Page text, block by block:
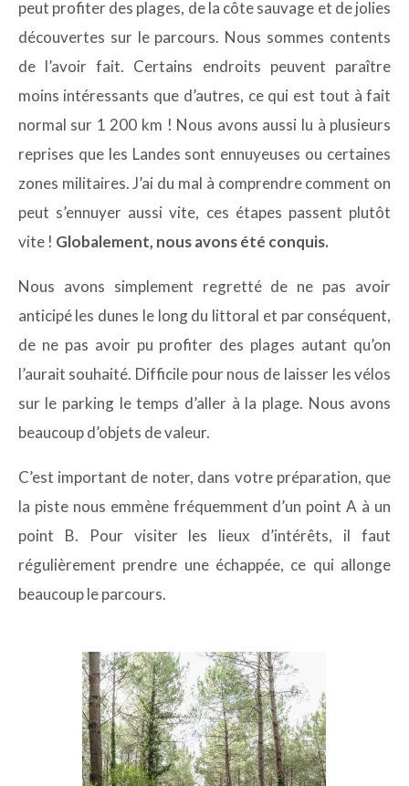
peut profiter des plages, de la côte sauvage et de jolies
découvertes sur le parcours. Nous sommes contents
de l’avoir fait. Certains endroits peuvent paraître
moins intéressants que d’autres, ce qui est tout à fait
normal sur 1 200 km ! Nous avons aussi lu à plusieurs
reprises que les Landes sont ennuyeuses ou certaines
zones militaires. J’ai du mal à comprendre comment on
peut s’ennuyer aussi vite, ces étapes passent plutôt
vite ! Globalement, nous avons été conquis.
Nous avons simplement regretté de ne pas avoir
anticipé les dunes le long du littoral et par conséquent,
de ne pas avoir pu profiter des plages autant qu’on
l’aurait souhaité. Difficile pour nous de laisser les vélos
sur le parking le temps d’aller à la plage. Nous avons
beaucoup d’objets de valeur.
C’est important de noter, dans votre préparation, que
la piste nous emmène fréquemment d’un point A à un
point B. Pour visiter les lieux d’intérêts, il faut
régulièrement prendre une échappée, ce qui allonge
beaucoup le parcours.